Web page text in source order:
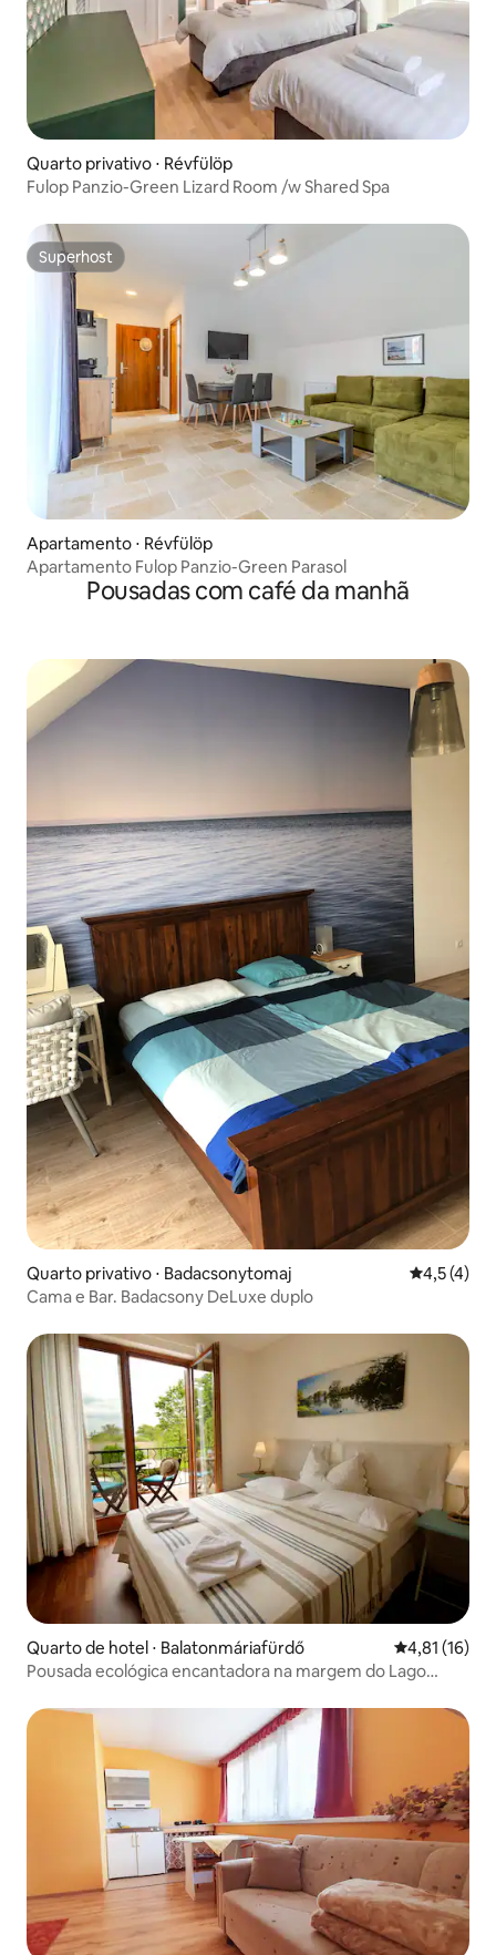
Quarto privativo ⋅ Révfülöp
Fulop Panzio-Green Lizard Room /w Shared Spa
Superhost
Superhost
Apartamento ⋅ Révfülöp
Apartamento Fulop Panzio-Green Parasol
Pousadas com café da manhã
Quarto privativo ⋅ Badacsonytomaj 4,5 de
4,5 (4)
Cama e Bar. Badacsony DeLuxe duplo
Quarto de hotel ⋅ Balatonmáriafürdő 4,81 de uma
4,81 (16)
Pousada ecológica encantadora na margem do Lago